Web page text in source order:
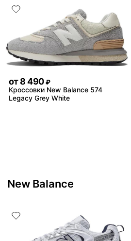
от8 490 ₽
Кроссовки New Balance 574
Legacy Grey White
New Balance